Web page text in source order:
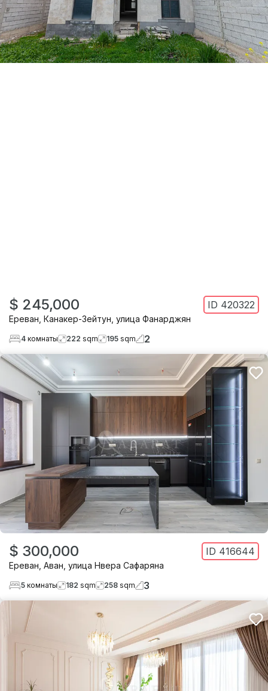
$ 245,000 ID 420322
Ереван Канакер-Зейтун улица Фанарджян
4 комнаты 222 sqm 195 sqm 2
$ 300,000 ID 416644
Ереван Аван улица Нвера Сафаряна
5 комнаты 182 sqm 258 sqm 3